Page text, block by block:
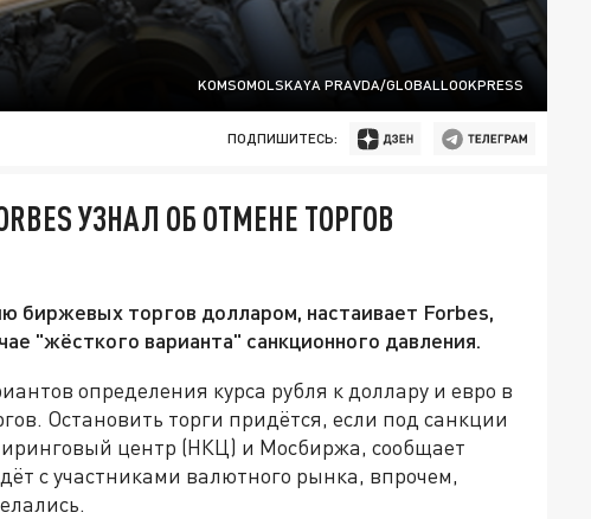
KOMSOMOLSKAYA PRAVDA/GLOBALLOOKPRESS
ПОДПИШИТЕСЬ:
УЗНАЛ ОБ ОТМЕНЕ ТОРГОВ
биржевых торгов долларом, настаивает Forbes,
"жёсткого варианта" санкционного давления.
определения курса рубля к доллару и евро в
Остановить торги придётся, если под санкции
центр (НКЦ) и Мосбиржа, сообщает
с участниками валютного рынка, впрочем,